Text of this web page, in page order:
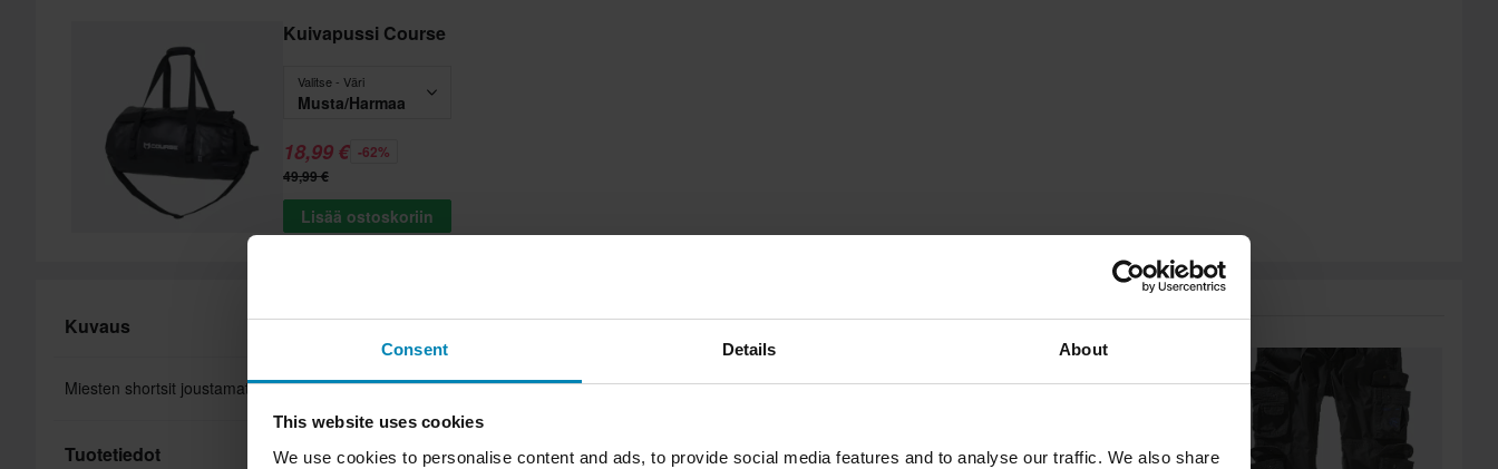
Consent Details About
This website uses cookies
We use cookies to personalise content and ads, to provide social media features and to analyse our traffic. We also share
Kuivapussi Course
Valitse - Väri
Musta/Harmaa
18,99 € -62%
49,99 €
Lisää ostoskoriin
Kuvaus
Miesten shortsit joustamattomalla rakenteella, etukiinnitys ja tasku takana oikealla.
Tuotetiedot
Suosikit tuotemerkiltä FOX